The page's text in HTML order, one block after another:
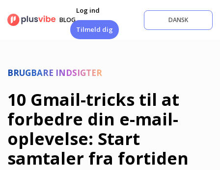
indhold
BLOG
Log ind
Tilmeld dig
DANSK
BRUGBARE INDSIGTER
10 Gmail-tricks til at
forbedre din e-mail-
oplevelse: Start
samtaler fra fortiden